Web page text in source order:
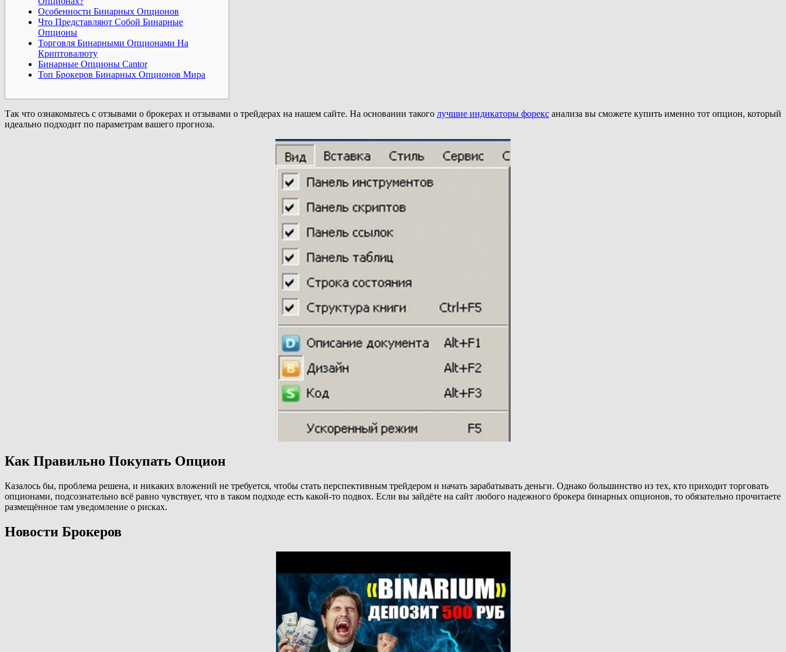
Особенности Бинарных Опционов
Что Представляют Собой Бинарные
Опционы
Торговля Бинарными Опционами На
Криптовалюту
Бинарные Опционы Cantor
Топ Брокеров Бинарных Опционов Мира
Так что ознакомьтесь с отзывами о брокерах и отзывами о трейдерах на нашем сайте. На основании такого лучшие индикаторы форекс анализа вы сможете купить именно тот опцион, который
идеально подходит по параметрам вашего прогноза.
Как Правильно Покупать Опцион
Казалось бы, проблема решена, и никаких вложений не требуется, чтобы стать перспективным трейдером и начать зарабатывать деньги. Однако большинство из тех, кто приходит торговать
опционами, подсознательно всё равно чувствует, что в таком подходе есть какой-то подвох. Если вы зайдёте на сайт любого надежного брокера бинарных опционов, то обязательно прочитаете
размещённое там уведомление о рисках.
Новости Брокеров